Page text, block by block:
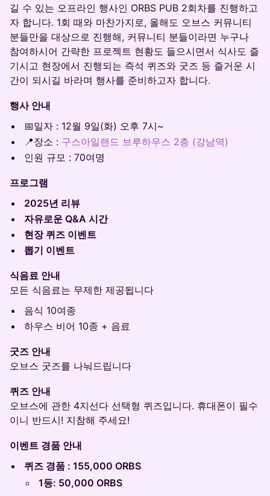
길 수 있는 오프라인 행사인 ORBS PUB 2회차를 진행하고
자 합니다. 1회 때와 마찬가지로, 올해도 오브스 커뮤니티
분들만을 대상으로 진행해, 커뮤니티 분들이라면 누구나
참여하시어 간략한 프로젝트 현황도 들으시면서 식사도 즐
기시고 현장에서 진행되는 즉석 퀴즈와 굿즈 등 즐거운 시
간이 되시길 바라며 행사를 준비하고자 합니다.
행사 안내
​📅일자 : 12월 9일(화) 오후 7시~
​📍장소 : 구스아일랜드 브루하우스 2층 (강남역)
​인원 규모 : 70여명
프로그램
​2025년 리뷰
자유로운 Q&A 시간
​현장 퀴즈 이벤트
뽑기 이벤트
식음료 안내
모든 식음료는 무제한 제공됩니다
​음식 10여종
​하우스 비어 10종 + 음료
굿즈 안내
오브스 굿즈를 나눠드립니다
퀴즈 안내
오브스에 관한 4지선다 선택형 퀴즈입니다. 휴대폰이 필수
이니 반드시! 지참해 주세요!
이벤트 경품 안내
퀴즈 경품 : 155,000 ORBS
​1등: 50,000 ORBS